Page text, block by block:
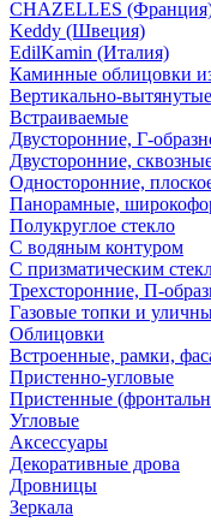
CHAZELLES
Keddy (Швеция)
EdilKamin (Италия)
Каминные облицовки
Вертикально-вытянутые
Встраиваемые
Двусторонние, Г-
Двусторонние,
Односторонние,
Панорамные,
Полукруглое стекло
С водяным контуром
С призматическим
Трехсторонние, П-
Газовые топки и
Облицовки
Встроенные, рамки,
Пристенно-угловые
Пристенные
Угловые
Аксессуары
Декоративные дрова
Дровницы
Зеркала